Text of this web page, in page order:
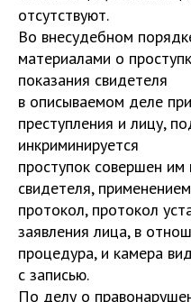
отсутствуют.
Во внесудебном
материалами о
показания свидетеля
в описываемом деле
преступления и лицу,
инкриминируется
проступок совершен
свидетеля,
протокол, протокол
заявления лица, в
процедура, и камера
с записью.
По делу о